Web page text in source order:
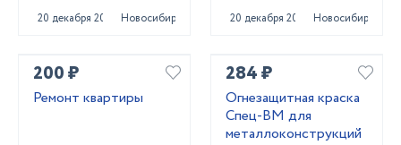
20 декабря 2023 Новосибирск 20 декабря 2023 Новосибирск
200 ₽
Ремонт квартиры
284 ₽
Огнезащитная краска
Спец-ВМ для
металлоконструкций